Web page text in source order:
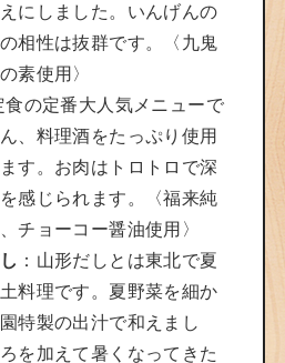
にしました。いんげんの
相性は抜群です。〈九鬼
素使用〉
食の定番大人気メニューで
、料理酒をたっぷり使用
す。お肉はトロトロで深
感じられます。〈福来純
チョーコー醤油使用〉
：山形だしとは東北で夏
料理です。夏野菜を細か
特製の出汁で和えまし
を加えて暑くなってきた